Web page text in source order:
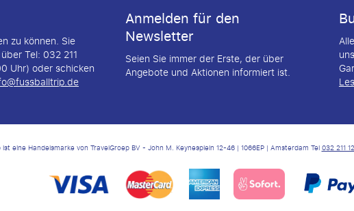
zu können. Sie
Tel: 032 211
Uhr) oder schicken
Anmelden für den
Newsletter
Seien Sie immer der Erste, der über
Angebote und Aktionen informiert ist.
eine Handelsmarke von TravelGroep BV - John M. Keynesplein 12-46 | 1066EP | Amsterdam Tel032 211